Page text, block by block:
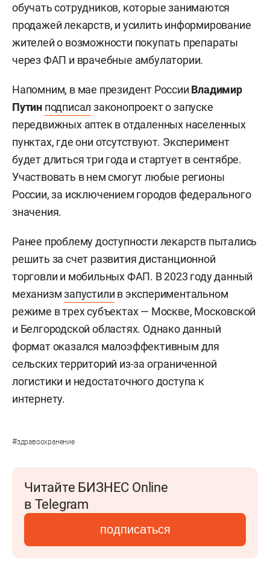
обучать сотрудников, которые занимаются
продажей лекарств, и усилить информирование
жителей о возможности покупать препараты
через ФАП и врачебные амбулатории.
Напомним, в мае президент России Владимир
Путин подписал законопроект о запуске
передвижных аптек в отдаленных населенных
пунктах, где они отсутствуют. Эксперимент
будет длиться три года и стартует в сентябре.
Участвовать в нем смогут любые регионы
России, за исключением городов федерального
значения.
Ранее проблему доступности лекарств пытались
решить за счет развития дистанционной
торговли и мобильных ФАП. В 2023 году данный
механизмзапустили в экспериментальном
режиме в трех субъектах — Москве, Московской
и Белгородской областях. Однако данный
формат оказался малоэффективным для
сельских территорий из-за ограниченной
логистики и недостаточного доступа к
интернету.
#здравоохранение
Читайте БИЗНЕС Online
в Telegram
подписаться